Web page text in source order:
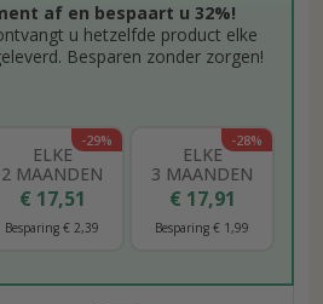
af en bespaart u 32%!
u hetzelfde product elke
Besparen zonder zorgen!
-29%
ELKE
2 MAANDEN
€ 17,51
Besparing € 2,39
-28%
ELKE
3 MAANDEN
€ 17,91
Besparing € 1,99